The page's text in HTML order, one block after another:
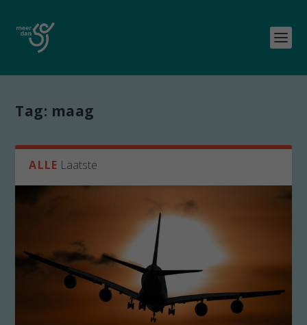
Tag: maag
ALLE Laatste